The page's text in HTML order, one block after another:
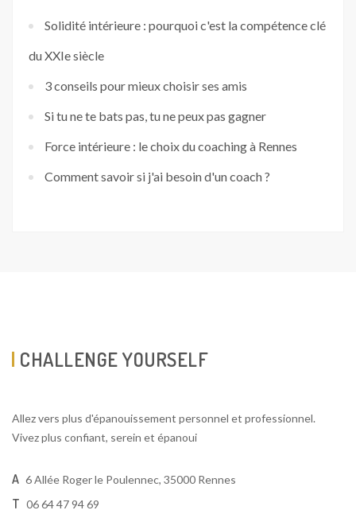
Solidité intérieure : pourquoi c'est la compétence clé
du XXIe siècle
3 conseils pour mieux choisir ses amis
Si tu ne te bats pas, tu ne peux pas gagner
Force intérieure : le choix du coaching à Rennes
Comment savoir si j'ai besoin d'un coach ?
CHALLENGE YOURSELF
Allez vers plus d'épanouissement personnel et professionnel.
Vivez plus confiant, serein et épanoui
A 6 Allée Roger le Poulennec, 35000 Rennes
T 06 64 47 94 69